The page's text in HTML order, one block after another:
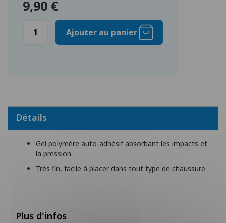
9,90 €
Ajouter au panier
Détails
Gel polymère auto-adhésif absorbant les impacts et
la pression.
Très fin, facile à placer dans tout type de chaussure.
Plus d'infos